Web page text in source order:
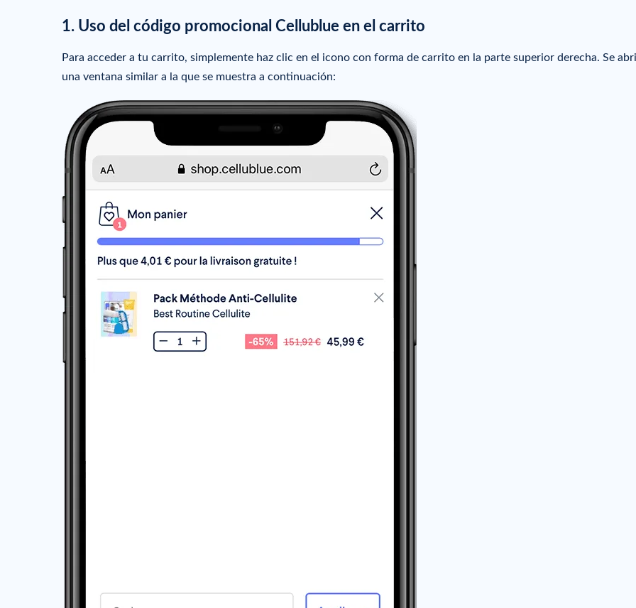
1. Uso del código promocional Cellublue en el carrito
Para acceder a tu carrito, simplemente haz clic en el icono con forma de carrito en la parte superior derecha. Se
una ventana similar a la que se muestra a continuación: